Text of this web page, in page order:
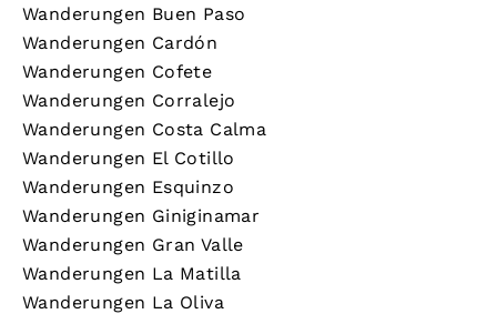
Wanderungen Buen Paso
Wanderungen Cardón
Wanderungen Cofete
Wanderungen Corralejo
Wanderungen Costa Calma
Wanderungen El Cotillo
Wanderungen Esquinzo
Wanderungen Giniginamar
Wanderungen Gran Valle
Wanderungen La Matilla
Wanderungen La Oliva